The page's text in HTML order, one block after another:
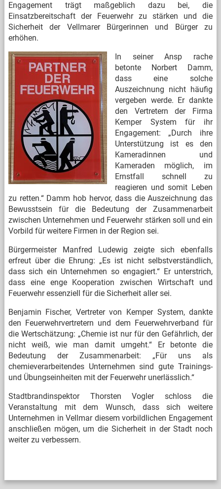
Engagement trägt maßgeblich dazu bei, die
Einsatzbereitschaft der Feuerwehr zu stärken und die
Sicherheit der Vellmarer Bürgerinnen und Bürger zu
erhöhen.
In seiner Ansp rache
betonte Norbert Damm,
dass eine solche
Auszeichnung nicht häufig
vergeben werde. Er dankte
den Vertretern der Firma
Kemper System für ihr
Engagement: „Durch ihre
Unterstützung ist es den
Kameradinnen und
Kameraden möglich, im
Ernstfall schnell zu
reagieren und somit Leben
zu retten.“ Damm hob hervor, dass die Auszeichnung das
Bewusstsein für die Bedeutung der Zusammenarbeit
zwischen Unternehmen und Feuerwehr stärken soll und ein
Vorbild für weitere Firmen in der Region sei.
Bürgermeister Manfred Ludewig zeigte sich ebenfalls
erfreut über die Ehrung: „Es ist nicht selbstverständlich,
dass sich ein Unternehmen so engagiert.“ Er unterstrich,
dass eine enge Kooperation zwischen Wirtschaft und
Feuerwehr essenziell für die Sicherheit aller sei.
Benjamin Fischer, Vertreter von Kemper System, dankte
den Feuerwehrvertretern und dem Feuerwehrverband für
die Wertschätzung: „Chemie ist nur für den Gefährlich, der
nicht weiß, wie man damit umgeht.“ Er betonte die
Bedeutung der Zusammenarbeit: „Für uns als
chemieverarbeitendes Unternehmen sind gute Trainings-
und Übungseinheiten mit der Feuerwehr unerlässlich.“
Stadtbrandinspektor Thorsten Vogler schloss die
Veranstaltung mit dem Wunsch, dass sich weitere
Unternehmen in Vellmar diesem vorbildlichen Engagement
anschließen mögen, um die Sicherheit in der Stadt noch
weiter zu verbessern.